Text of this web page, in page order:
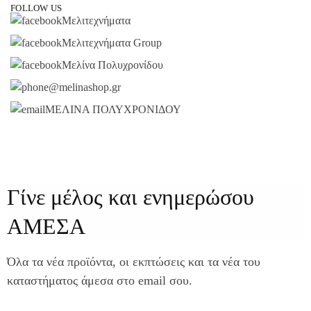
FOLLOW US
Μελιτεχνήματα
Μελιτεχνήματα Group
Μελίνα Πολυχρονίδου
@melinashop.gr
ΜΕΛΙΝΑ ΠΟΛΥΧΡΟΝΙΔΟΥ
Γίνε μέλος και ενημερώσου
ΑΜΕΣΑ
Όλα τα νέα προϊόντα, οι εκπτώσεις και τα νέα του
καταστήματος άμεσα στο email σου.